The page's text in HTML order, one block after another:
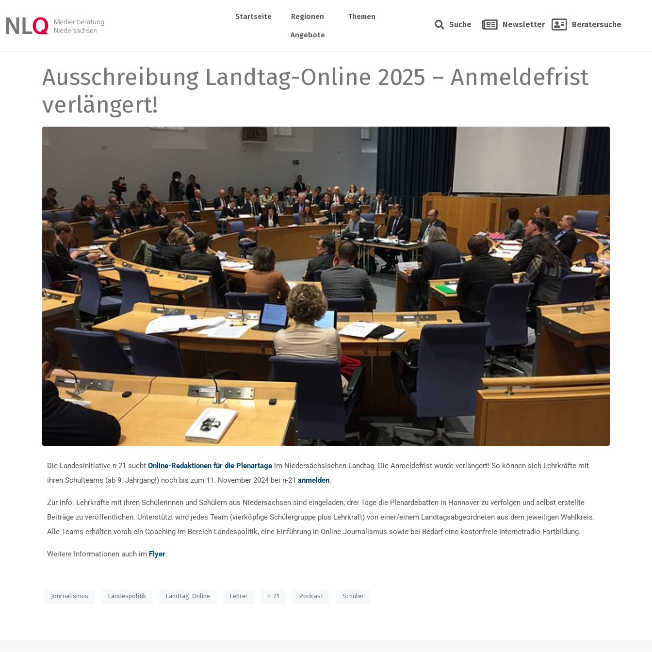
Startseite Regionen Themen
Angebote
Suche Newsletter Beratersuche
Ausschreibung Landtag-Online 2025 – Anmeldefrist
verlängert!
Die Landesinitiative n-21 suchtOnline-Redaktionen für die Plenartage im Niedersächsischen Landtag. Die Anmeldefrist wurde verlängert! So können sich Lehrkräfte mit
ihren Schulteams (ab 9. Jahrgang!) noch bis zum 11. November 2024 bei n-21anmelden.
Zur Info: Lehrkräfte mit ihren Schülerinnen und Schülern aus Niedersachsen sind eingeladen, drei Tage die Plenardebatten in Hannover zu verfolgen und selbst erstellte
Beiträge zu veröffentlichen. Unterstützt wird jedes Team (vierköpfige Schülergruppe plus Lehrkraft) von einer/einem Landtagsabgeordneten aus dem jeweiligen Wahlkreis.
Alle Teams erhalten vorab ein Coaching im Bereich Landespolitik, eine Einführung in Online-Journalismus sowie bei Bedarf eine kostenfreie Internetradio-Fortbildung.
Weitere Informationen auch im Flyer.
Journalismus Landespolitik Landtag-Online Lehrer n-21 Podcast Schüler